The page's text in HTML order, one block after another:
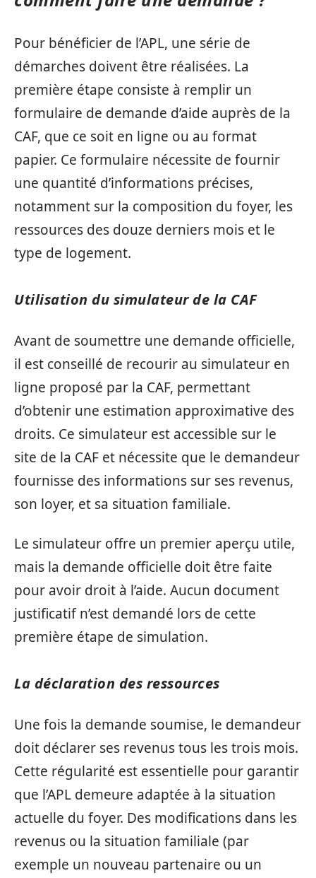
Pour bénéficier de l’APL, une série de
démarches doivent être réalisées. La
première étape consiste à remplir un
formulaire de demande d’aide auprès de la
CAF, que ce soit en ligne ou au format
papier. Ce formulaire nécessite de fournir
une quantité d’informations précises,
notamment sur la composition du foyer, les
ressources des douze derniers mois et le
type de logement.
Utilisation du simulateur de la CAF
Avant de soumettre une demande officielle,
il est conseillé de recourir au simulateur en
ligne proposé par la CAF, permettant
d’obtenir une estimation approximative des
droits. Ce simulateur est accessible sur le
site de la CAF et nécessite que le demandeur
fournisse des informations sur ses revenus,
son loyer, et sa situation familiale.
Le simulateur offre un premier aperçu utile,
mais la demande officielle doit être faite
pour avoir droit à l’aide. Aucun document
justificatif n’est demandé lors de cette
première étape de simulation.
La déclaration des ressources
Une fois la demande soumise, le demandeur
doit déclarer ses revenus tous les trois mois.
Cette régularité est essentielle pour garantir
que l’APL demeure adaptée à la situation
actuelle du foyer. Des modifications dans les
revenus ou la situation familiale (par
exemple un nouveau partenaire ou un